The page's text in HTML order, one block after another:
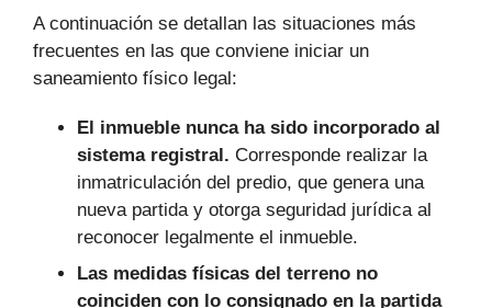
A continuación se detallan las situaciones más
frecuentes en las que conviene iniciar un
saneamiento físico legal:
El inmueble nunca ha sido incorporado al
sistema registral. Corresponde realizar la
inmatriculación del predio, que genera una
nueva partida y otorga seguridad jurídica al
reconocer legalmente el inmueble.
Las medidas físicas del terreno no
coinciden con lo consignado en la partida